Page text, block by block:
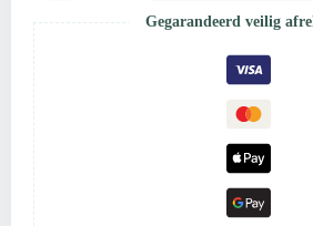
|
Scentulp
aantal
Gegarandeerd veilig